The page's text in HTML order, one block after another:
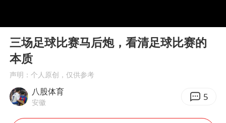
新疆一婚礼线上邀请引热议
中国第1高楼阻尼器摆动明显
国足U17与阿森纳决赛取消 并列冠军
Play
三场足球比赛马后炮，看清足球比赛的
本质
声明：个人原创，仅供参考
八股体育
安徽 5